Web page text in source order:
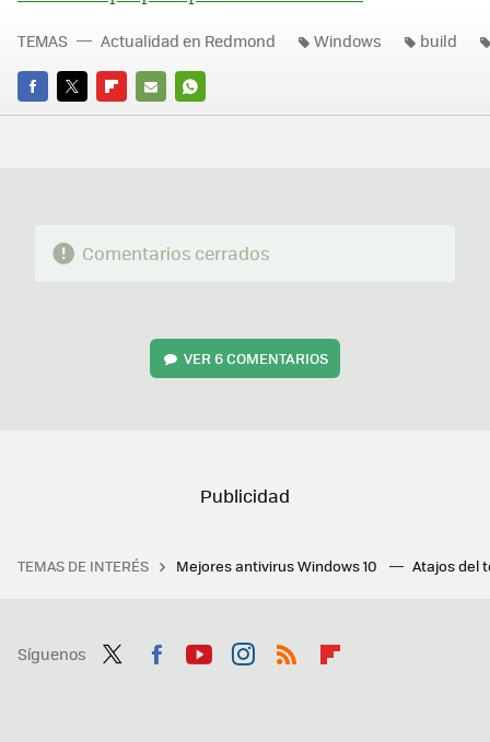
FACEBOOK
TWITTERFLIPBOARD
E-
WHATSAPP
TEMAS Actualidad en Redmond Windows build
Comentarios cerrados
VER 6 COMENTARIOS
TEMAS DE INTERÉS Mejores antivirus Windows 10 Atajos del
Síguenos